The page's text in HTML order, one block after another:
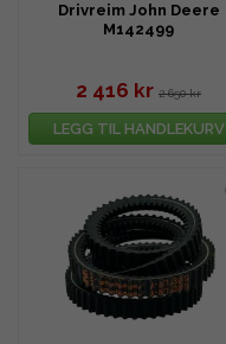
Drivreim John Deere
M142499
2 416 kr 2 650 kr
LEGG TIL HANDLEKURV